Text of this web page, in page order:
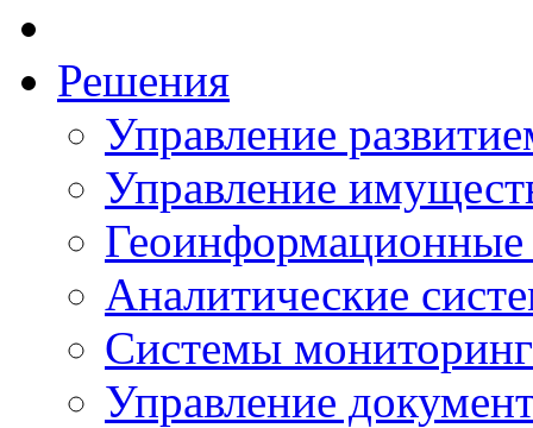
Решения
Управление
Управление
Аналитические
Системы
Управление